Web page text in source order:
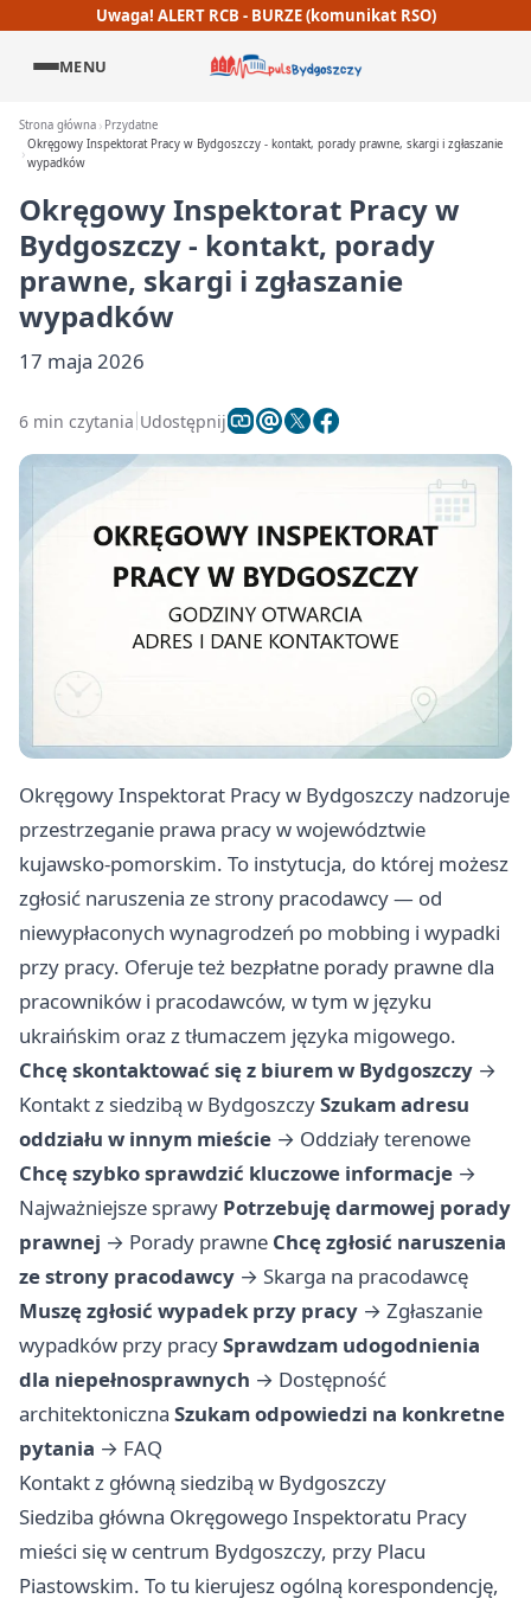
Uwaga! ALERT RCB - BURZE (komunikat RSO)
MENU
Strona główna
Przydatne
Okręgowy Inspektorat Pracy w Bydgoszczy - kontakt, porady prawne, skargi i zgłaszanie
wypadków
Okręgowy Inspektorat Pracy w
Bydgoszczy - kontakt, porady
prawne, skargi i zgłaszanie
wypadków
17 maja 2026
6 min czytania Udostępnij
Okręgowy Inspektorat Pracy w Bydgoszczy nadzoruje
przestrzeganie prawa pracy w województwie
kujawsko-pomorskim. To instytucja, do której możesz
zgłosić naruszenia ze strony pracodawcy — od
niewypłaconych wynagrodzeń po mobbing i wypadki
przy pracy. Oferuje też bezpłatne porady prawne dla
pracowników i pracodawców, w tym w języku
ukraińskim oraz z tłumaczem języka migowego.
Chcę skontaktować się z biurem w Bydgoszczy →
Kontakt z siedzibą w BydgoszczySzukam adresu
oddziału w innym mieście → Oddziały terenowe
Chcę szybko sprawdzić kluczowe informacje →
Najważniejsze sprawy Potrzebuję darmowej porady
prawnej → Porady prawne Chcę zgłosić naruszenia
ze strony pracodawcy → Skarga na pracodawcę
Muszę zgłosić wypadek przy pracy → Zgłaszanie
wypadków przy pracySprawdzam udogodnienia
dla niepełnosprawnych → Dostępność
architektoniczna Szukam odpowiedzi na konkretne
pytania → FAQ
Kontakt z główną siedzibą w Bydgoszczy
Siedziba główna Okręgowego Inspektoratu Pracy
mieści się w centrum Bydgoszczy, przy Placu
Piastowskim. To tu kierujesz ogólną korespondencję,